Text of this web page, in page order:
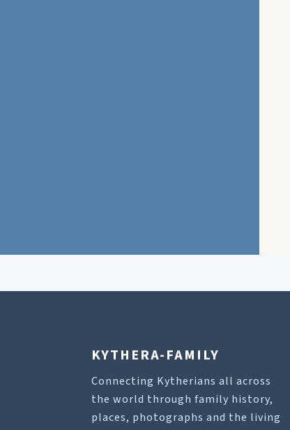
KYTHERA-FAMILY
Connecting Kytherians all across
the world through family history,
places, photographs and the living